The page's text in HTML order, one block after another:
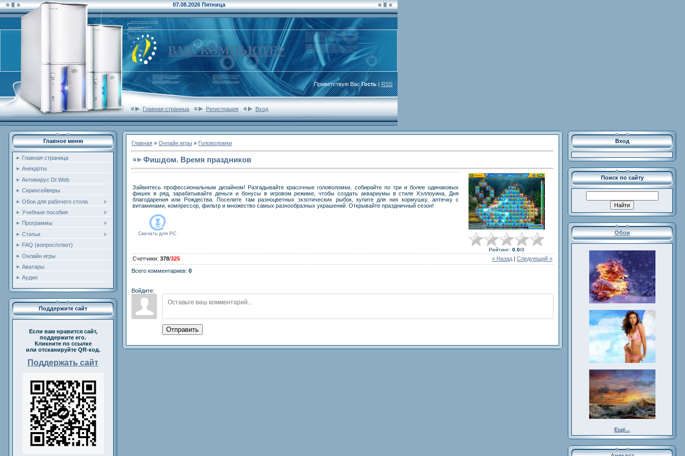
07.08.2026 Пятница
ВАШ КОМПЬЮТЕР
Приветствую ВасГость|RSS
Главная страница Регистрация Вход
Главное меню
Главная страница
Анекдоты
Антивирус Dr.Web
Скринсейверы
Обои для рабочего стола
Учебные пособия
Программы
Статьи
FAQ (вопрос/ответ)
Онлайн игры
Аватары
Аудио
Поддержите сайт
Если вам нравится сайт,
поддержите его.
Кликните по ссылке
или отсканируйте QR-код.
Поддержать сайт
Главная » Онлайн игры » Головоломки
Фишдом. Время праздников
Займитесь профессиональным дизайном! Разгадывайте красочные головоломки, собирайте по три и более одинаковых
фишек в ряд, зарабатывайте деньги и бонусы в игровом режиме, чтобы создать аквариумы в стиле Хэллоуина, Дня
благодарения или Рождества. Поселите там разноцветных экзотических рыбок, купите для них кормушку, аптечку с
витаминами, компрессор, фильтр и множество самых разнообразных украшений. Открывайте праздничный сезон!
Скачать для PC
Рейтинг: 0.0/0
« Назад Следующий »
Счетчики: 378/325
Всего комментариев: 0
Войдите:
Отправить
Вход
Поиск по сайту
Обои
Ещё...